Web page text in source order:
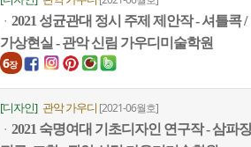
ㆍ 2021 성균관대 정시 주제 제안작 - 셔틀콕 /
가상현실 - 관악 신림 가우디미술학원
6장
[디자인] 관악 가우디 [2021-06월호]
ㆍ 2021 숙명여대 기초디자인 연구작 - 삼파장